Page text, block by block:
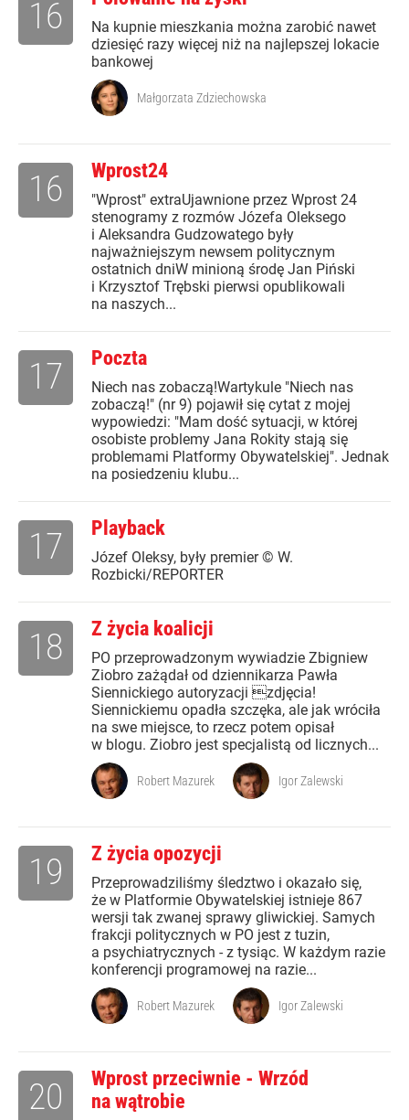
Na kupnie mieszkania można zarobić nawet
dziesięć razy więcej niż na najlepszej lokacie
bankowej
16
Małgorzata Zdziechowska
Wprost24
"Wprost" extraUjawnione przez Wprost 24
stenogramy z rozmów Józefa Oleksego
i Aleksandra Gudzowatego były
najważniejszym newsem politycznym
ostatnich dniW minioną środę Jan Piński
i Krzysztof Trębski pierwsi opublikowali
na naszych...
16
Poczta
Niech nas zobaczą!Wartykule "Niech nas
zobaczą!" (nr 9) pojawił się cytat z mojej
wypowiedzi: "Mam dość sytuacji, w której
osobiste problemy Jana Rokity stają się
problemami Platformy Obywatelskiej". Jednak
na posiedzeniu klubu...
17
Playback
Józef Oleksy, były premier © W.
Rozbicki/REPORTER
17
Z życia koalicji
PO przeprowadzonym wywiadzie Zbigniew
Ziobro zażądał od dziennikarza Pawła
Siennickiego autoryzacji zdjęcia!
Siennickiemu opadła szczęka, ale jak wróciła
na swe miejsce, to rzecz potem opisał
w blogu. Ziobro jest specjalistą od licznych...
18
Robert Mazurek Igor Zalewski
Z życia opozycji
Przeprowadziliśmy śledztwo i okazało się,
że w Platformie Obywatelskiej istnieje 867
wersji tak zwanej sprawy gliwickiej. Samych
frakcji politycznych w PO jest z tuzin,
a psychiatrycznych - z tysiąc. W każdym razie
konferencji programowej na razie...
19
Robert Mazurek Igor Zalewski
Wprost przeciwnie - Wrzód
na wątrobie
20